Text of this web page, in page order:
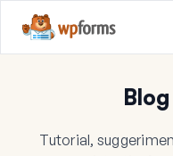
Tutorial,